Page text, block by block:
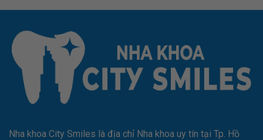
Nha khoa City Smiles là địa chỉ Nha khoa uy tín tại Tp. Hồ